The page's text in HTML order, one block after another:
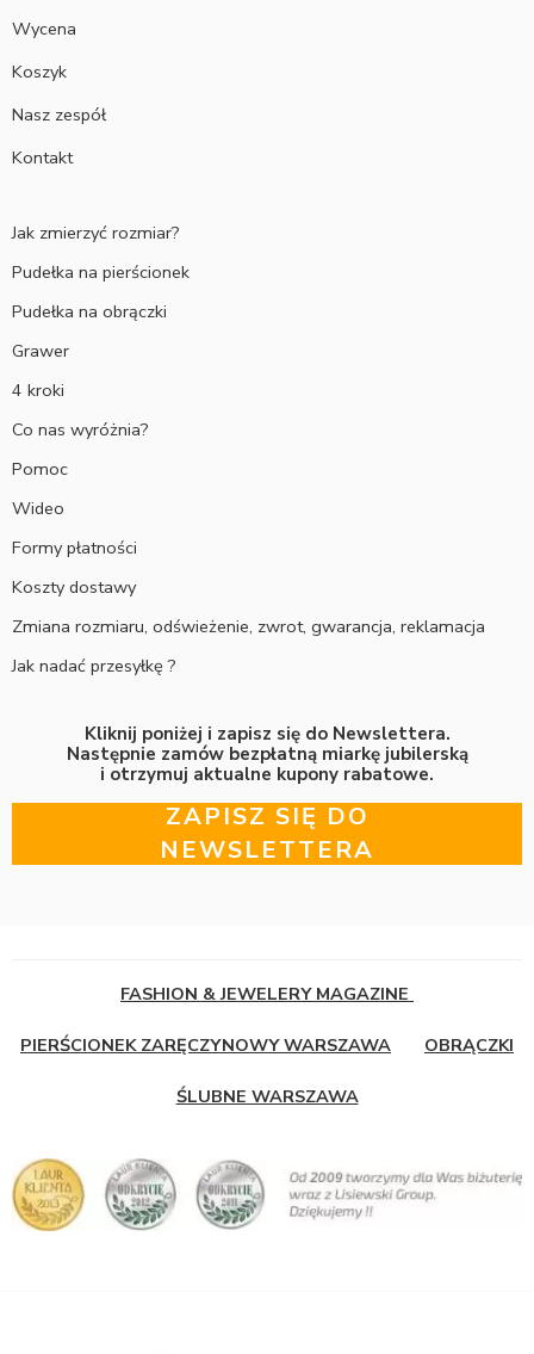
Wycena
Koszyk
Nasz zespół
Kontakt
Jak zmierzyć rozmiar?
Pudełka na pierścionek
Pudełka na obrączki
Grawer
4 kroki
Co nas wyróżnia?
Pomoc
Wideo
Formy płatności
Koszty dostawy
Zmiana rozmiaru, odświeżenie, zwrot, gwarancja, reklamacja
Jak nadać przesyłkę ?
Kliknij poniżej i zapisz się do Newslettera.
Następnie zamów bezpłatną miarkę jubilerską
i otrzymuj aktualne kupony rabatowe.
ZAPISZ SIĘ DO
NEWSLETTERA
FASHION & JEWELERY MAGAZINE
PIERŚCIONEK ZARĘCZYNOWY WARSZAWA OBRĄCZKI
ŚLUBNE WARSZAWA